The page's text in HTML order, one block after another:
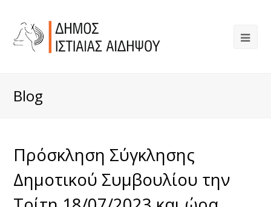
Blog
Πρόσκληση Σύγκλησης
Δημοτικού Συμβουλίου την